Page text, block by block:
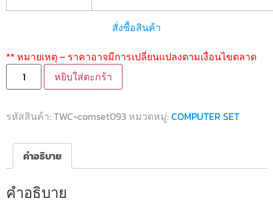
สั่งซื้อสินค้า
** หมายเหตุ – ราคาอาจมีการเปลี่ยนแปลงตามเงื่อนไขตลาด
หยิบใส่ตะกร้า
รหัสสินค้า: TWC-comset093 หมวดหมู่: COMPUTER SET
คำอธิบาย
คำอธิบาย